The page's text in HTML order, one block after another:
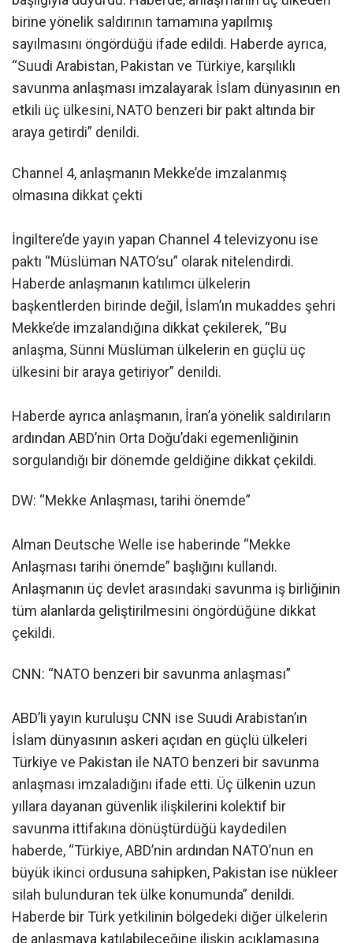
birine yönelik saldırının tamamına yapılmış
sayılmasını öngördüğü ifade edildi. Haberde ayrıca,
“Suudi Arabistan, Pakistan ve Türkiye, karşılıklı
savunma anlaşması imzalayarak İslam dünyasının en
etkili üç ülkesini, NATO benzeri bir pakt altında bir
araya getirdi” denildi.
Channel 4, anlaşmanın Mekke’de imzalanmış
olmasına dikkat çekti
İngiltere’de yayın yapan Channel 4 televizyonu ise
paktı “Müslüman NATO’su” olarak nitelendirdi.
Haberde anlaşmanın katılımcı ülkelerin
başkentlerden birinde değil, İslam’ın mukaddes şehri
Mekke’de imzalandığına dikkat çekilerek, “Bu
anlaşma, Sünni Müslüman ülkelerin en güçlü üç
ülkesini bir araya getiriyor” denildi.
Haberde ayrıca anlaşmanın, İran’a yönelik saldırıların
ardından ABD’nin Orta Doğu’daki egemenliğinin
sorgulandığı bir dönemde geldiğine dikkat çekildi.
DW: “Mekke Anlaşması, tarihi önemde”
Alman Deutsche Welle ise haberinde “Mekke
Anlaşması tarihi önemde” başlığını kullandı.
Anlaşmanın üç devlet arasındaki savunma iş birliğinin
tüm alanlarda geliştirilmesini öngördüğüne dikkat
çekildi.
CNN: “NATO benzeri bir savunma anlaşması”
ABD’li yayın kuruluşu CNN ise Suudi Arabistan’ın
İslam dünyasının askeri açıdan en güçlü ülkeleri
Türkiye ve Pakistan ile NATO benzeri bir savunma
anlaşması imzaladığını ifade etti. Üç ülkenin uzun
yıllara dayanan güvenlik ilişkilerini kolektif bir
savunma ittifakına dönüştürdüğü kaydedilen
haberde, “Türkiye, ABD’nin ardından NATO’nun en
büyük ikinci ordusuna sahipken, Pakistan ise nükleer
silah bulunduran tek ülke konumunda” denildi.
Haberde bir Türk yetkilinin bölgedeki diğer ülkelerin
de anlaşmaya katılabileceğine ilişkin açıklamasına